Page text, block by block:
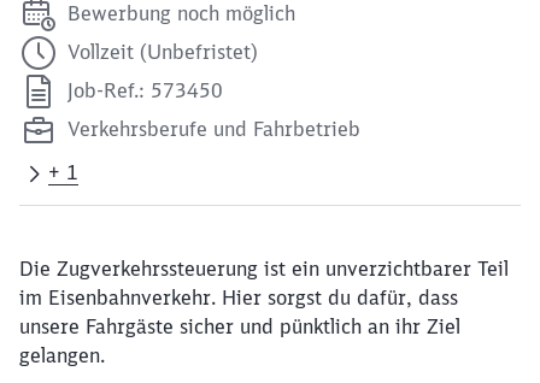
Bewerbung noch möglich
Vollzeit (Unbefristet)
Job-Ref.: 573450
Verkehrsberufe und Fahrbetrieb
+ 1
Die Zugverkehrssteuerung ist ein unverzichtbarer Teil
im Eisenbahnverkehr. Hier sorgst du dafür, dass
unsere Fahrgäste sicher und pünktlich an ihr Ziel
gelangen.